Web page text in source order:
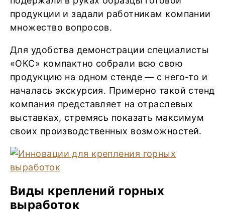
продукции и задали работникам компании
множество вопросов.
Для удобства демонстрации специалисты
«ОКС» компактно собрали всю свою
продукцию на одном стенде — с него-то и
началась экскурсия. Примерно такой стенд
компания представляет на отраслевых
выставках, стремясь показать максимум
своих производственных возможностей.
Виды креплений горных
выработок